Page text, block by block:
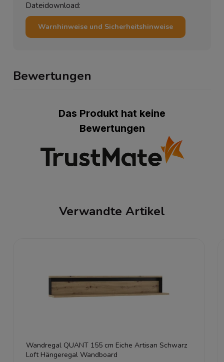
Dateidownload:
Warnhinweise und Sicherheitshinweise
Bewertungen
Das Produkt hat keine
Bewertungen
Verwandte Artikel
Wandregal QUANT 155 cm Eiche Artisan Schwarz
Loft Hängeregal Wandboard